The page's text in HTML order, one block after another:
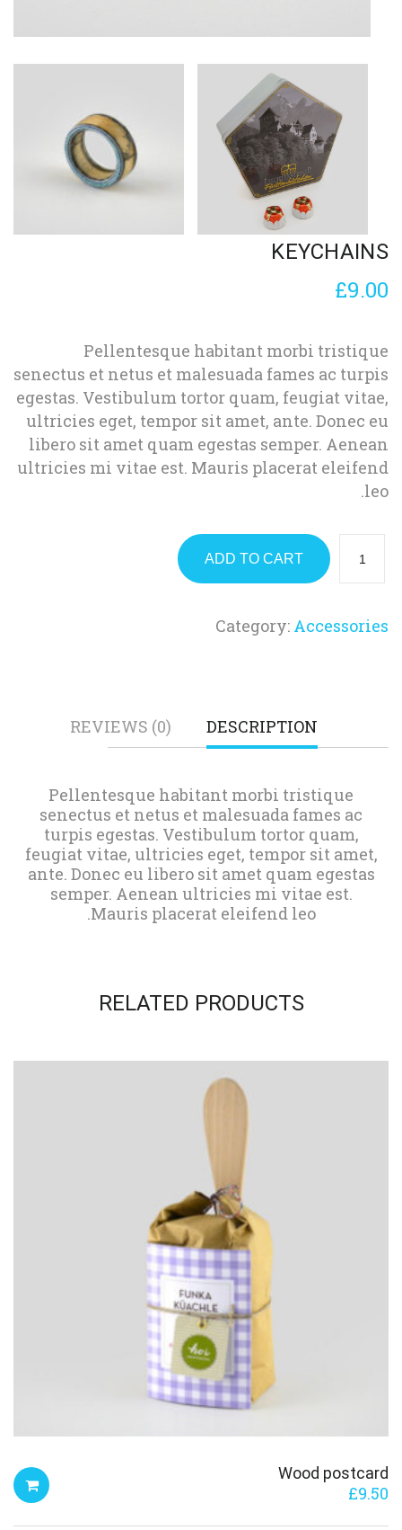
KEYCHAINS
£9.00
Pellentesque habitant morbi tristique
senectus et netus et malesuada fames ac turpis
egestas. Vestibulum tortor quam, feugiat vitae,
ultricies eget, tempor sit amet, ante. Donec eu
libero sit amet quam egestas semper. Aenean
ultricies mi vitae est. Mauris placerat eleifend
leo.
ADD TO CART
Category: Accessories
DESCRIPTION
REVIEWS (0)
Pellentesque habitant morbi tristique
senectus et netus et malesuada fames ac
turpis egestas. Vestibulum tortor quam,
feugiat vitae, ultricies eget, tempor sit amet,
ante. Donec eu libero sit amet quam egestas
semper. Aenean ultricies mi vitae est.
Mauris placerat eleifend leo.
RELATED PRODUCTS
Wood postcard
£9.50